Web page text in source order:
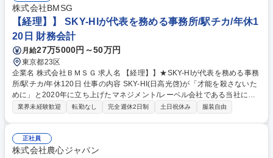
対応を含む管理会計数値の整備■属人化した管理会計業務の棚卸し、標準
化、マニュアル化、自動化の推進■経営要請に応じた管理会計ルールの企
画、提案、運用への落とし込み など 募集職種 【管理会計実績作成・企画/
コーポレート】LINEヤフー全社の管理会計をお任せ
株式会社BMSG
【経理】】 SKY-HIが代表を務める事務所/駅チカ/年休1
20日 財務会計
月給27万5000円～50万円
東京都23区
企業名 株式会社ＢＭＳＧ 求人名 【経理】】★SKY-HIが代表を務める事務
所/駅チカ/年休120日 仕事の内容 SKY-HI(日高光啓)が「才能を殺さないた
めに」と2020年に立ち上げたマネジメント/レーベル会社である当社に
て、経理業務全般をお任せします。 ・仕訳、伝票入力（クラウド会計）
理会計） 募集職種 【経理】】★SKY-HIが代表を務める事務所/駅チカ/年
休120日
業界未経験歓迎 転勤なし 完全週休2日制 土日祝休み 服装自由
正社員
株式会社農心ジャパン